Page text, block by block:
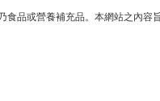
食品或營養補充品。本網站之內